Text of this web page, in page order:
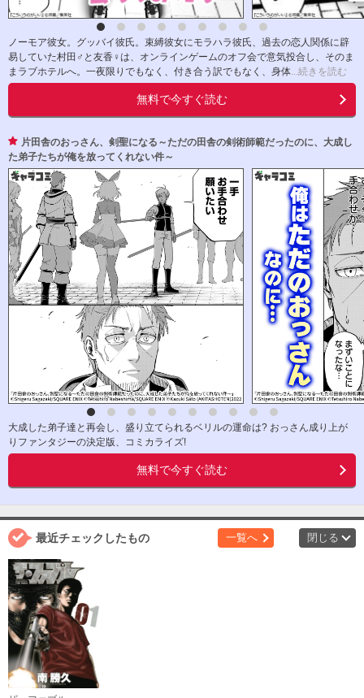
ノーモア彼女。グッバイ彼氏。束縛彼女にモラハラ彼氏、過去の恋人関係に辟
易していた村田♂と友香♀は、オンラインゲームのオフ会で意気投合し、そのま
まラブホテルへ。一夜限りでもなく、付き合う訳でもなく、身体 ...続きを読む
無料で今すぐ読む
片田舎のおっさん、剣聖になる～ただの田舎の剣術師範だったのに、大成し
た弟子たちが俺を放ってくれない件～
大成した弟子達と再会し、盛り立てられるベリルの運命は? おっさん成り上が
りファンタジーの決定版、コミカライズ!
無料で今すぐ読む
最近チェックしたもの 一覧へ 閉じる